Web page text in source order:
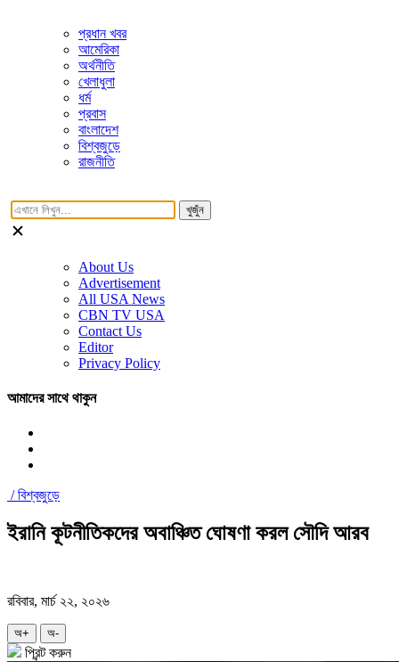
প্রধান খবর
আমেরিকা
অর্থনীতি
খেলাধুলা
ধর্ম
প্রবাস
বাংলাদেশ
বিশ্বজুড়ে
রাজনীতি
খুজুঁন
About Us
Advertisement
All USA News
CBN TV USA
Contact Us
Editor
Privacy Policy
আমাদের সাথে থাকুন
/বিশ্বজুড়ে
ইরানি কূটনীতিকদের অবাঞ্চিত ঘোষণা করল সৌদি আরব
রবিবার, মার্চ ২২, ২০২৬
অ+ অ-
প্রিন্ট করুন